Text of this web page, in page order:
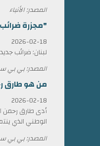
المصدر: الأنباء
"مجزرة
2026-02-18
لبنان: ضرائب
المصدر: بي بي
من هو طارق رحمن
2026-02-18
الوطني الذي
المصدر: بي بي